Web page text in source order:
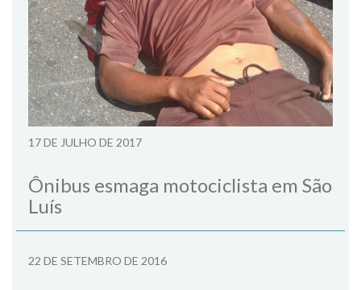
17 DE JULHO DE 2017
Ônibus esmaga motociclista em São
Luís
22 DE SETEMBRO DE 2016